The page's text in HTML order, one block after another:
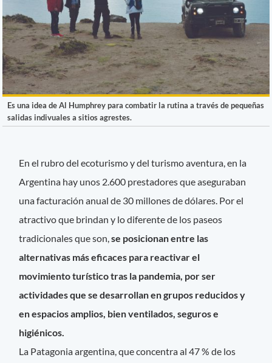
Es una idea de Al Humphrey para combatir la rutina a través de pequeñas
salidas indivuales a sitios agrestes.
En el rubro del ecoturismo y del turismo aventura, en la
Argentina hay unos 2.600 prestadores que aseguraban
una facturación anual de 30 millones de dólares. Por el
atractivo que brindan y lo diferente de los paseos
tradicionales que son,se posicionan entre las
alternativas más eficaces para reactivar el
movimiento turístico tras la pandemia, por ser
actividades que se desarrollan en grupos reducidos y
en espacios amplios, bien ventilados, seguros e
higiénicos.
La Patagonia argentina, que concentra al 47 % de los